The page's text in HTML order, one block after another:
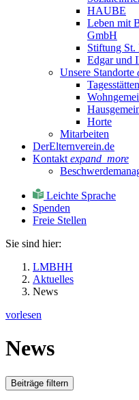
HAUBE
Leben mit
GmbH
Stiftung St.
Edgar und
Unsere Standorte
Tagesstätten
Horte
Mitarbeiten
DerElternverein.de
Kontakt expand_more
Leichte Sprache
Spenden
Freie Stellen
Sie sind hier:
LMBHH
Aktuelles
News
vorlesen
News
Beiträge filtern